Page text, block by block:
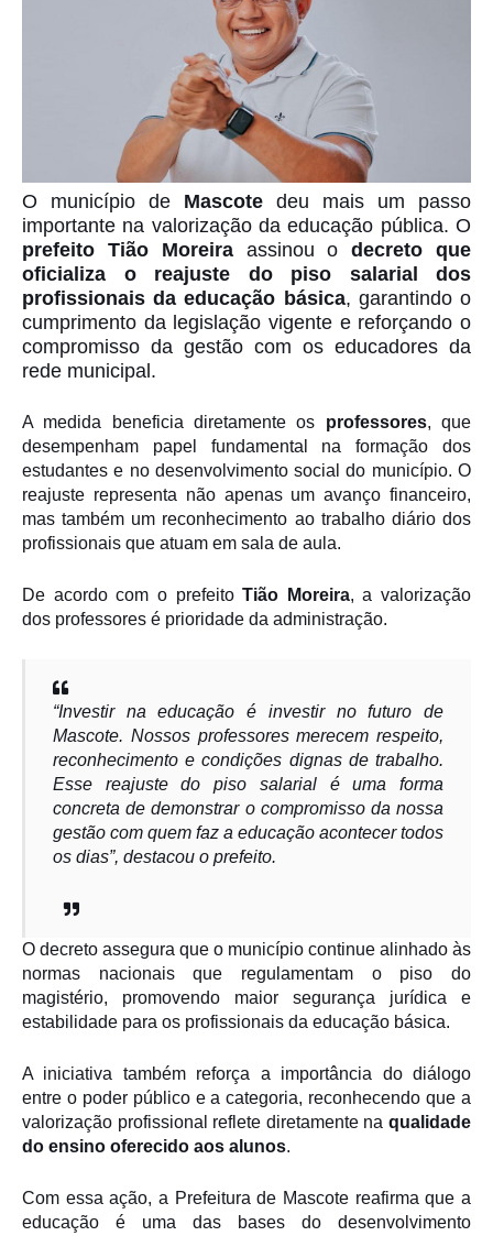
O município de Mascote deu mais um passo
importante na valorização da educação pública. O
prefeito Tião Moreiraassinou odecreto que
oficializa o reajuste do piso salarial dos
profissionais da educação básica, garantindo o
cumprimento da legislação vigente e reforçando o
compromisso da gestão com os educadores da
rede municipal.
A medida beneficia diretamente os professores, que
desempenham papel fundamental na formação dos
estudantes e no desenvolvimento social do município. O
reajuste representa não apenas um avanço financeiro,
mas também um reconhecimento ao trabalho diário dos
profissionais que atuam em sala de aula.
De acordo com o prefeitoTião Moreira, a valorização
dos professores é prioridade da administração.
“Investir na educação é investir no futuro de
Mascote. Nossos professores merecem respeito,
reconhecimento e condições dignas de trabalho.
Esse reajuste do piso salarial é uma forma
concreta de demonstrar o compromisso da nossa
gestão com quem faz a educação acontecer todos
os dias”, destacou o prefeito.
O decreto assegura que o município continue alinhado às
normas nacionais que regulamentam o piso do
magistério, promovendo maior segurança jurídica e
estabilidade para os profissionais da educação básica.
A iniciativa também reforça a importância do diálogo
entre o poder público e a categoria, reconhecendo que a
valorização profissional reflete diretamente na qualidade
do ensino oferecido aos alunos.
Com essa ação, a Prefeitura de Mascote reafirma que a
educação é uma das bases do desenvolvimento